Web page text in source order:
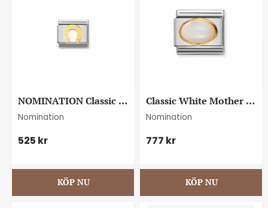
NOMINATION Classic
Horseshoe
Nomination
525 kr
Classic White Mother
Of Pearl
Nomination
777 kr